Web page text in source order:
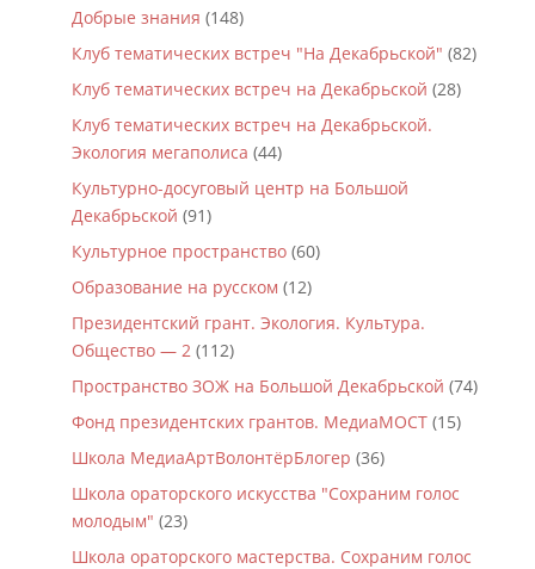
Добрые знания (148)
Клуб тематических встреч "На Декабрьской" (82)
Клуб тематических встреч на Декабрьской (28)
Клуб тематических встреч на Декабрьской.
Экология мегаполиса (44)
Культурно-досуговый центр на Большой
Декабрьской (91)
Культурное пространство(60)
Образование на русском (12)
Президентский грант. Экология. Культура.
Общество — 2(112)
Пространство ЗОЖ на Большой Декабрьской (74)
Фонд президентских грантов. МедиаМОСТ(15)
Школа МедиаАртВолонтёрБлогер (36)
Школа ораторского искусства "Сохраним голос
молодым" (23)
Школа ораторского мастерства. Сохраним голос